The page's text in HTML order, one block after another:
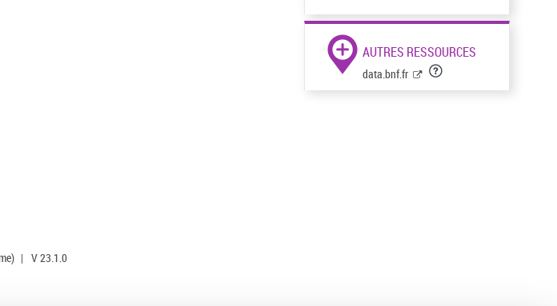
AUTRES RESSOURCES
data.bnf.fr
| V 23.1.0